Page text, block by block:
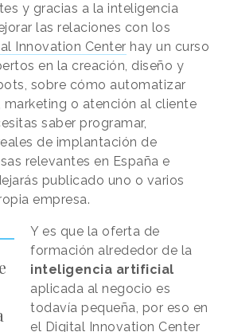
y gracias a la inteligencia
las relaciones con los
Innovation Center hay un curso
en la creación, diseño y
sobre cómo automatizar
marketing o atención al cliente
saber programar,
de implantación de
relevantes en España e
publicado uno o varios
empresa.
Y es que la oferta de
formación alrededor de la
inteligencia artificial
aplicada al negocio es
todavía pequeña, por eso en
el Digital Innovation Center